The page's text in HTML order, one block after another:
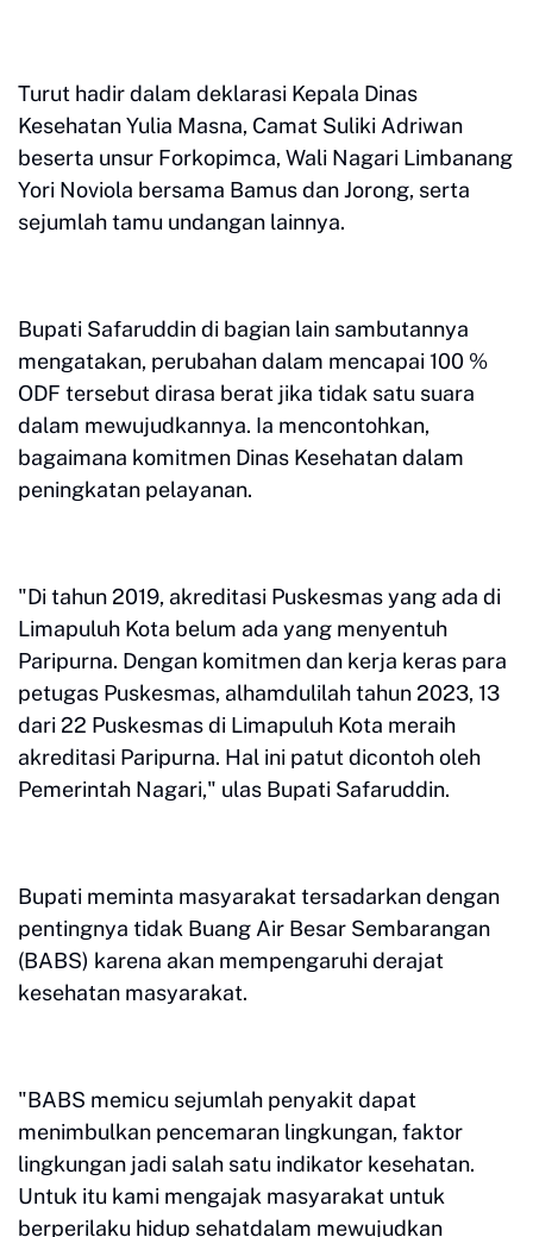
Turut hadir dalam deklarasi Kepala Dinas
Kesehatan Yulia Masna, Camat Suliki Adriwan
beserta unsur Forkopimca, Wali Nagari Limbanang
Yori Noviola bersama Bamus dan Jorong, serta
sejumlah tamu undangan lainnya.
Bupati Safaruddin di bagian lain sambutannya
mengatakan, perubahan dalam mencapai 100 %
ODF tersebut dirasa berat jika tidak satu suara
dalam mewujudkannya. Ia mencontohkan,
bagaimana komitmen Dinas Kesehatan dalam
peningkatan pelayanan.
"Di tahun 2019, akreditasi Puskesmas yang ada di
Limapuluh Kota belum ada yang menyentuh
Paripurna. Dengan komitmen dan kerja keras para
petugas Puskesmas, alhamdulilah tahun 2023, 13
dari 22 Puskesmas di Limapuluh Kota meraih
akreditasi Paripurna. Hal ini patut dicontoh oleh
Pemerintah Nagari," ulas Bupati Safaruddin.
Bupati meminta masyarakat tersadarkan dengan
pentingnya tidak Buang Air Besar Sembarangan
(BABS) karena akan mempengaruhi derajat
kesehatan masyarakat.
"BABS memicu sejumlah penyakit dapat
menimbulkan pencemaran lingkungan, faktor
lingkungan jadi salah satu indikator kesehatan.
Untuk itu kami mengajak masyarakat untuk
berperilaku hidup sehatdalam mewujudkan